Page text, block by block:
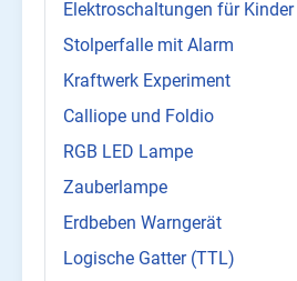
Elektroschaltungen für Kinder
Stolperfalle mit Alarm
Kraftwerk Experiment
Calliope und Foldio
RGB LED Lampe
Zauberlampe
Erdbeben Warngerät
Logische Gatter (TTL)